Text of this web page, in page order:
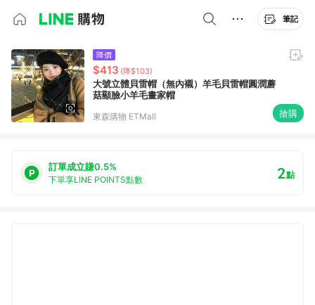
筆記
降價
$413 (降$103)
大號立體貝雷帽（無內襯）羊毛貝雷帽圓潤蘑
菇顯臉小羊毛畫家帽
東森購物 ETMall 搶購
訂單成立賺0.5%
下單享LINE POINTS點數 2點